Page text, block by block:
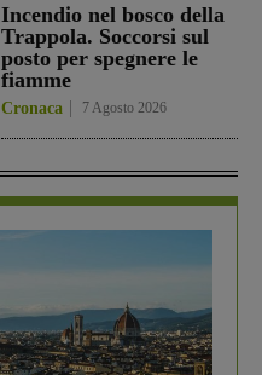
Incendio nel bosco della
Trappola. Soccorsi sul
posto per spegnere le
fiamme
Cronaca 7 Agosto 2026